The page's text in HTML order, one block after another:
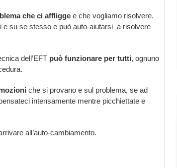
che ci affliggee che vogliamo risolvere.
e su se stesso e può auto-aiutarsi a risolvere
dell’EFT può funzionare per tutti, ognuno
che si provano e sul problema, se ad
intensamente mentre picchiettate e
all’auto-cambiamento.